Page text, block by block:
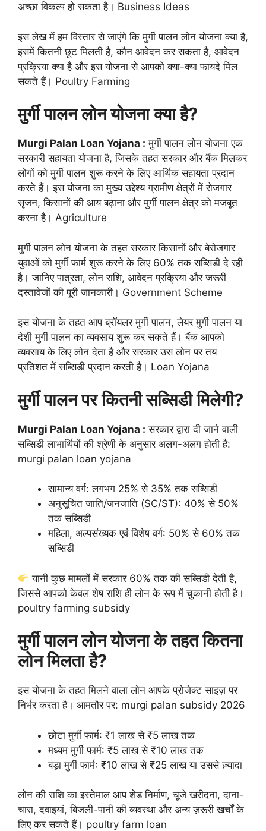
अच्छा विकल्प हो सकता है। Business Ideas
इस लेख में हम विस्तार से जाएंगे कि मुर्गी पालन लोन योजना क्या है,
इसमें कितनी छूट मिलती है, कौन आवेदन कर सकता है, आवेदन
प्रक्रिया क्या है और इस योजना से आपको क्या-क्या फायदे मिल
सकते हैं। Poultry Farming
मुर्गी पालन लोन योजना क्या है?
Murgi Palan Loan Yojana : मुर्गी पालन लोन योजना एक
सरकारी सहायता योजना है, जिसके तहत सरकार और बैंक मिलकर
लोगों को मुर्गी पालन शुरू करने के लिए आर्थिक सहायता प्रदान
करते हैं। इस योजना का मुख्य उद्देश्य ग्रामीण क्षेत्रों में रोजगार
सृजन, किसानों की आय बढ़ाना और मुर्गी पालन क्षेत्र को मजबूत
करना है। Agriculture
मुर्गी पालन लोन योजना के तहत सरकार किसानों और बेरोजगार
युवाओं को मुर्गी फार्म शुरू करने के लिए 60% तक सब्सिडी दे रही
है। जानिए पात्रता, लोन राशि, आवेदन प्रक्रिया और जरूरी
दस्तावेजों की पूरी जानकारी। Government Scheme
इस योजना के तहत आप ब्रॉयलर मुर्गी पालन, लेयर मुर्गी पालन या
देशी मुर्गी पालन का व्यवसाय शुरू कर सकते हैं। बैंक आपको
व्यवसाय के लिए लोन देता है और सरकार उस लोन पर तय
प्रतिशत में सब्सिडी प्रदान करती है। Loan Yojana
मुर्गी पालन पर कितनी सब्सिडी मिलेगी?
Murgi Palan Loan Yojana : सरकार द्वारा दी जाने वाली
सब्सिडी लाभार्थियों की श्रेणी के अनुसार अलग-अलग होती है:
murgi palan loan yojana
सामान्य वर्ग: लगभग 25% से 35% तक सब्सिडी
अनुसूचित जाति/जनजाति (SC/ST): 40% से 50%
तक सब्सिडी
महिला, अल्पसंख्यक एवं विशेष वर्ग: 50% से 60% तक
सब्सिडी
यानी कुछ मामलों में सरकार 60% तक की सब्सिडी देती है,
जिससे आपको केवल शेष राशि ही लोन के रूप में चुकानी होती है।
poultry farming subsidy
मुर्गी पालन लोन योजना के तहत कितना
लोन मिलता है?
इस योजना के तहत मिलने वाला लोन आपके प्रोजेक्ट साइज़ पर
निर्भर करता है। आमतौर पर: murgi palan subsidy 2026
छोटा मुर्गी फार्म: ₹1 लाख से ₹5 लाख तक
मध्यम मुर्गी फार्म: ₹5 लाख से ₹10 लाख तक
बड़ा मुर्गी फार्म: ₹10 लाख से ₹25 लाख या उससे ज़्यादा
लोन की राशि का इस्तेमाल आप शेड निर्माण, चूजे खरीदना, दाना-
चारा, दवाइयां, बिजली-पानी की व्यवस्था और अन्य ज़रूरी खर्चों के
लिए कर सकते हैं। poultry farm loan